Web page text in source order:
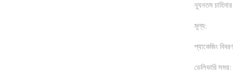
ন্যূনতম
মূল্য:
প্যাকেজিং
ডেলিভারি সময়: